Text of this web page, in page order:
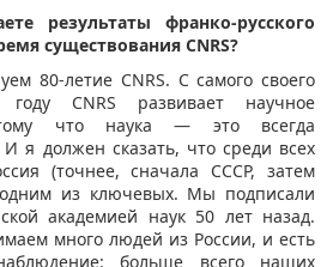
результаты франко-русского
существования CNRS?
80-летие CNRS. С самого своего
CNRS развивает научное
что наука — это всегда
я должен сказать, что среди всех
(точнее, сначала СССР, затем
одним из ключевых. Мы подписали
академией наук 50 лет назад.
много людей из России, и есть
больше всего наших